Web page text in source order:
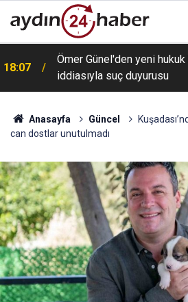
18:07
Ömer Günel'den yeni
iddiasıyla suç duyurusu
Anasayfa Güncel
can dostlar unutulmadı